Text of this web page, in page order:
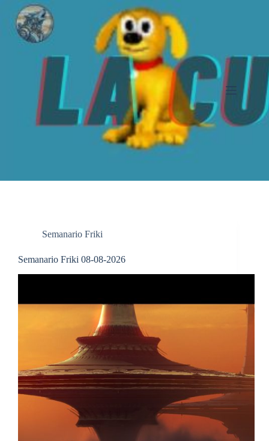
contenido
Semanario Friki
Semanario Friki 08-08-2026